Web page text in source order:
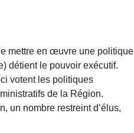
mettre en œuvre une politique
détient le pouvoir exécutif.
votent les politiques
de la Région.
un nombre restreint d’élus,